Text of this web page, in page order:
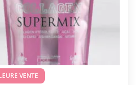
VENTE